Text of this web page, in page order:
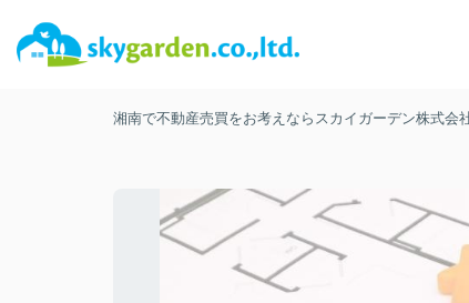
湘南で不動産売買をお考えならスカイガーデン株式会